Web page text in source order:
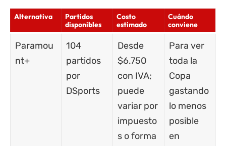
Alternativa
Partidos
disponibles
Costo
estimado
Cuándo
conviene
Paramou
nt+
104
partidos
por
DSports
Desde
$6.750
con IVA;
puede
variar por
impuesto
s o forma
Para ver
toda la
Copa
gastando
lo menos
posible
en